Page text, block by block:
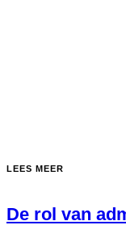
LEES MEER
De rol van